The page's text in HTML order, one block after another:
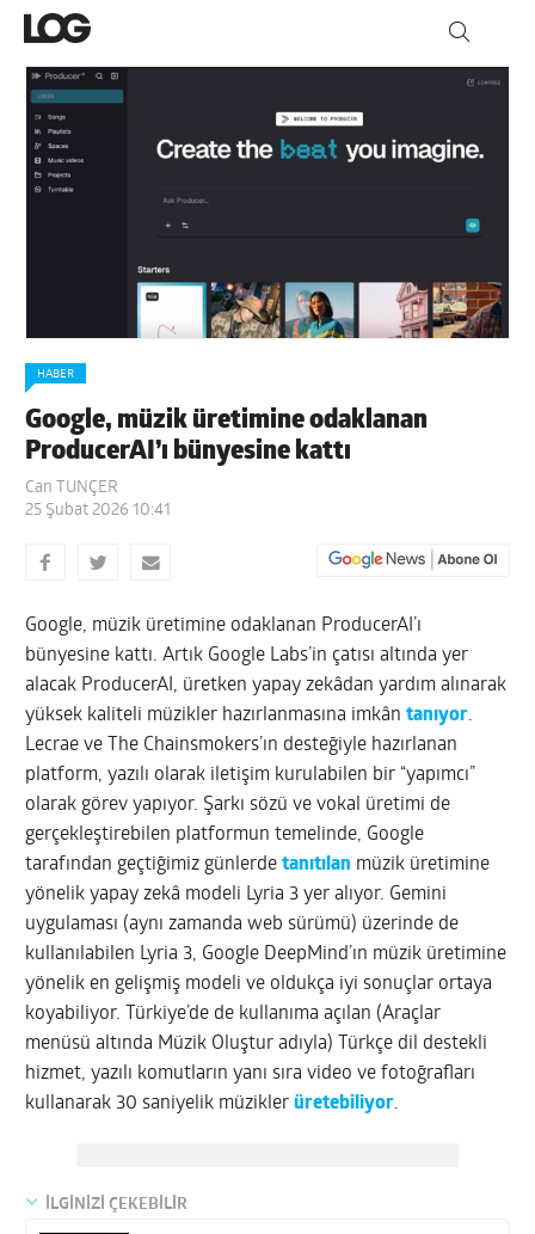
HABER
Google, müzik üretimine odaklanan
ProducerAI’ı bünyesine kattı
Can TUNÇER
25 Şubat 2026 10:41
Google, müzik üretimine odaklanan ProducerAI’ı
bünyesine kattı. Artık Google Labs’in çatısı altında yer
alacak ProducerAI, üretken yapay zekâdan yardım alınarak
yüksek kaliteli müzikler hazırlanmasına imkântanıyor.
Lecrae ve The Chainsmokers’ın desteğiyle hazırlanan
platform, yazılı olarak iletişim kurulabilen bir “yapımcı”
olarak görev yapıyor. Şarkı sözü ve vokal üretimi de
gerçekleştirebilen platformun temelinde, Google
tarafından geçtiğimiz günlerdetanıtılan müzik üretimine
yönelik yapay zekâ modeli Lyria 3 yer alıyor. Gemini
uygulaması (aynı zamanda web sürümü) üzerinde de
kullanılabilen Lyria 3, Google DeepMind’ın müzik üretimine
yönelik en gelişmiş modeli ve oldukça iyi sonuçlar ortaya
koyabiliyor. Türkiye’de de kullanıma açılan (Araçlar
menüsü altında Müzik Oluştur adıyla) Türkçe dil destekli
hizmet, yazılı komutların yanı sıra video ve fotoğrafları
kullanarak 30 saniyelik müziklerüretebiliyor.
İLGİNİZİ ÇEKEBİLİR